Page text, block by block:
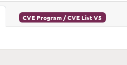
CVE Program / CVE List V5